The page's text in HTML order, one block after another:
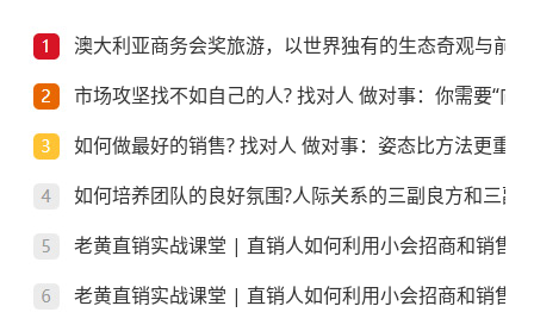
澳大利亚商务会奖旅游，以世界独有的生态奇观与前
市场攻坚找不如自己的人? 找对人 做对事：你需要“向
如何做最好的销售? 找对人 做对事：姿态比方法更重要!
如何培养团队的良好氛围?人际关系的三副良方和三副
老黄直销实战课堂 | 直销人如何利用小会招商和销售
老黄直销实战课堂 | 直销人如何利用小会招商和销售